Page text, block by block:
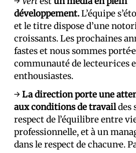
développement.L’équipe
et le titre dispose d’une
croissants. Les prochaines
fastes et nous sommes
communauté de lecteur·ices
enthousiastes.
→La direction porte une
aux conditions de travaildes
respect de l’équilibre entre
professionnelle, et à un
dans le respect de chacun·e.